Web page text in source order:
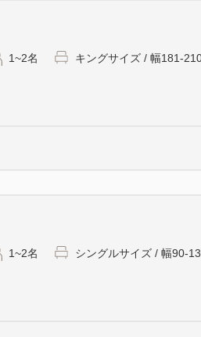
・歯ブラシ・フ
・シャンプー・
--- 大浴場 ---
5：00～9：00
1~2名 キングサイズ / 幅181-
1~2名 シングルサイズ / 幅90-